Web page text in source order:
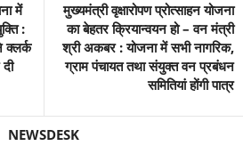
में
:
क्लर्क
मुख्यमंत्री वृक्षारोपण प्रोत्साहन योजना
का बेहतर क्रियान्वयन हो – वन मंत्री
श्री अकबर : योजना में सभी नागरिक,
ग्राम पंचायत तथा संयुक्त वन प्रबंधन
समितियां होंगी पात्र
NEWSDESK